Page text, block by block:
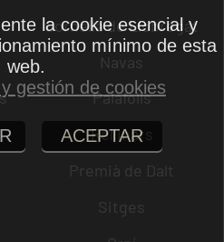
Cornellà de Llobregat
Navas
Palafolls
Rellinars
Premià de Dalt
Sitges
la cookie esencial y
mínimo de esta
web.
gestión de cookies
ACEPTAR